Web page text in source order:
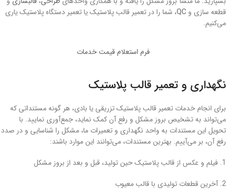
قطعه سازی و QC، شما را در تعمیر قالب پلاستیک یا تعمیر دستگاه پلاستیک یاری
می‌کنیم.
فرم استعلام قیمت خدمات
نگهداری و تعمیر قالب پلاستیک
برای انجام خدمات تعمیر قالب پلاستیک تزریقی یا بادی، هر گونه مستنداتی که
می‌تواند به تشخیص بروز مشکل و رفع آن کمک نماید، جمع‌‎آوری نمایید. با
تحویل این مستندات به واحد نگهداری و تعمیرات ما، مشکل را شناسایی و در صدد
رفع آن، بر می‌آییم. بهترین مستندات، می‌توانند این موارد باشند:
1. فیلم و عکس از قالب پلاستیک حین تولید، قبل و بعد از بروز مشکل
2. آخرین قطعات تولیدی با قالب معیوب